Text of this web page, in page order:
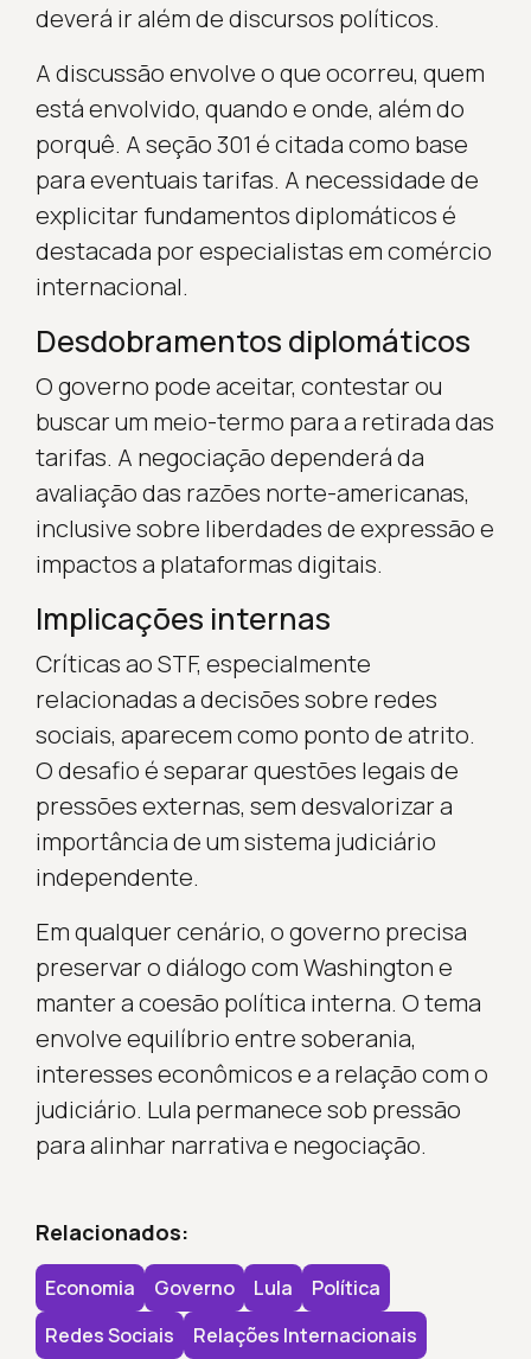
deverá ir além de discursos políticos.
A discussão envolve o que ocorreu, quem
está envolvido, quando e onde, além do
porquê. A seção 301 é citada como base
para eventuais tarifas. A necessidade de
explicitar fundamentos diplomáticos é
destacada por especialistas em comércio
internacional.
Desdobramentos diplomáticos
O governo pode aceitar, contestar ou
buscar um meio-termo para a retirada das
tarifas. A negociação dependerá da
avaliação das razões norte-americanas,
inclusive sobre liberdades de expressão e
impactos a plataformas digitais.
Implicações internas
Críticas ao STF, especialmente
relacionadas a decisões sobre redes
sociais, aparecem como ponto de atrito.
O desafio é separar questões legais de
pressões externas, sem desvalorizar a
importância de um sistema judiciário
independente.
Em qualquer cenário, o governo precisa
preservar o diálogo com Washington e
manter a coesão política interna. O tema
envolve equilíbrio entre soberania,
interesses econômicos e a relação com o
judiciário. Lula permanece sob pressão
para alinhar narrativa e negociação.
Relacionados:
Economia Governo Lula
Política
Redes Sociais
Relações Internacionais